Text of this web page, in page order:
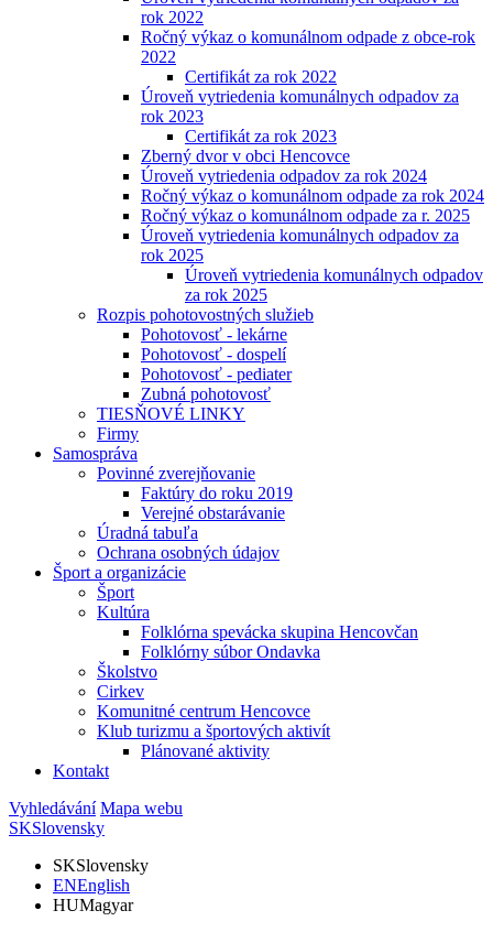
rok 2022
Ročný výkaz o komunálnom odpade z obce-rok
2022
Certifikát za rok 2022
Úroveň vytriedenia komunálnych odpadov za
rok 2023
Certifikát za rok 2023
Zberný dvor v obci Hencovce
Úroveň vytriedenia odpadov za rok 2024
Ročný výkaz o komunálnom odpade za rok 2024
Ročný výkaz o komunálnom odpade za r. 2025
Úroveň vytriedenia komunálnych odpadov za
rok 2025
Úroveň vytriedenia komunálnych odpadov
za rok 2025
Rozpis pohotovostných služieb
Pohotovosť - lekárne
Pohotovosť - dospelí
Pohotovosť - pediater
Zubná pohotovosť
TIESŇOVÉ LINKY
Firmy
Samospráva
Povinné zverejňovanie
Faktúry do roku 2019
Verejné obstarávanie
Úradná tabuľa
Ochrana osobných údajov
Šport a organizácie
Šport
Kultúra
Folklórna spevácka skupina Hencovčan
Folklórny súbor Ondavka
Školstvo
Cirkev
Komunitné centrum Hencovce
Klub turizmu a športových aktivít
Plánované aktivity
Kontakt
Vyhledávání Mapa webu
SKSlovensky
SKSlovensky
ENEnglish
HUMagyar